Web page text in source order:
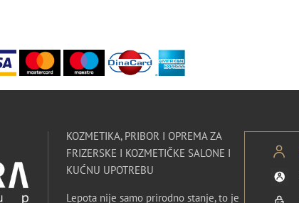
KOZMETIKA, PRIBOR I OPREMA ZA
FRIZERSKE I KOZMETIČKE SALONE I
KUĆNU UPOTREBU
Lepota nije samo prirodno stanje, to je